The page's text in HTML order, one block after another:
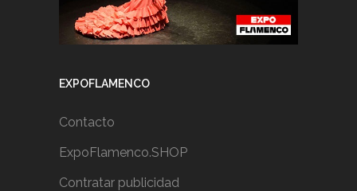
EXPOFLAMENCO
Contacto
ExpoFlamenco.SHOP
Contratar publicidad